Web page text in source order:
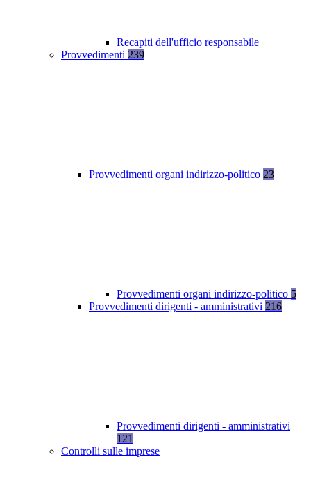
Recapiti dell'ufficio responsabile
Provvedimenti 239
Provvedimenti organi indirizzo-politico 23
Provvedimenti organi indirizzo-politico 5
Provvedimenti dirigenti - amministrativi 216
Provvedimenti dirigenti - amministrativi
121
Controlli sulle imprese